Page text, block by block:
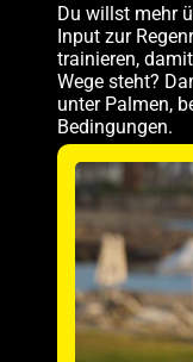
Du willst mehr
Input zur
trainieren,
Wege steht?
unter Palmen,
Bedingungen.
:
Sports
licence